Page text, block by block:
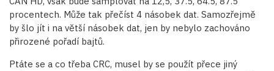
procentech. Může tak přečíst 4 násobek dat. Samozřejmě
by šlo jít i na větší násobek dat, jen by nebylo zachováno
přirozené pořadí bajtů.
Ptáte se a co třeba CRC, musel by se použít přece jiný